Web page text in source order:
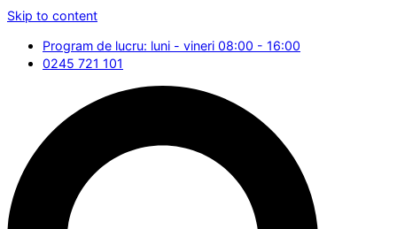
Skip to content
Program de lucru: luni - vineri 08:00 - 16:00
0245 721 101